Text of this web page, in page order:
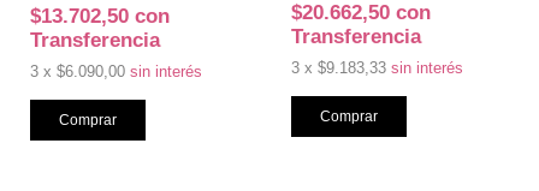
$13.702,50 con
Transferencia
3 x $6.090,00 sin interés
Comprar
$20.662,50 con
Transferencia
3 x $9.183,33 sin interés